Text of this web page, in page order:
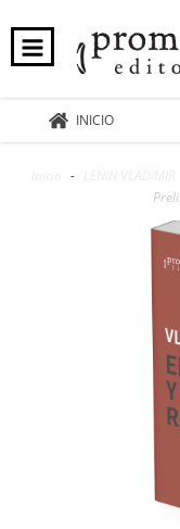
INICIO
-